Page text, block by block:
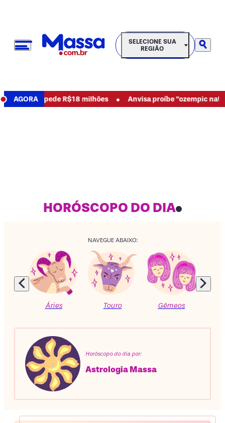
SELECIONE SUA REGIÃO
SELECIONE SUA
REGIÃO
AGORA
e pede R$18 milhões • Anvisa proíbe "ozempic natural"
HORÓSCOPO DO DIA
NAVEGUE ABAIXO:
Áries Touro Gêmeos
Horóscopo do dia por:
Astrologia Massa